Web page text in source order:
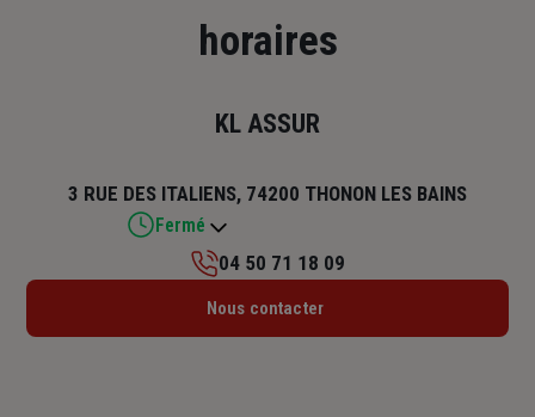
horaires
KL ASSUR
3 RUE DES ITALIENS, 74200 THONON LES BAINS
Fermé
Lundi : 14h – 18h
04 50 71 18 09
Nous contacter